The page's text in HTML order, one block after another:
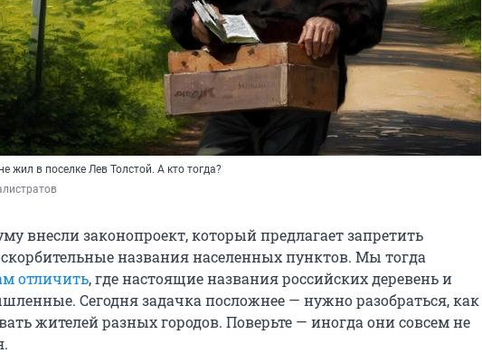
жил в поселке Лев Толстой. А кто тогда?
внесли законопроект, который предлагает запретить
названия населенных пунктов. Мы тогда
отличить, где настоящие названия российских деревень и
Сегодня задачка посложнее — нужно разобраться, как
жителей разных городов. Поверьте — иногда они совсем не